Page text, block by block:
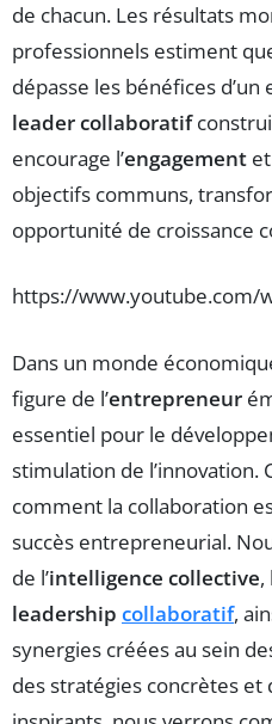
de chacun. Les résultats
professionnels estiment
dépasse les bénéfices
leader collaboratif
encourage l’engagement
objectifs communs,
opportunité de croissance
https://www.youtube.com/
Dans un monde
figure de l’entrepreneur
essentiel pour le
stimulation de l’innovation.
comment la collaboration
succès entrepreneurial.
de l’intelligence collective,
leadership collaboratif,
synergies créées au sein
des stratégies concrètes et